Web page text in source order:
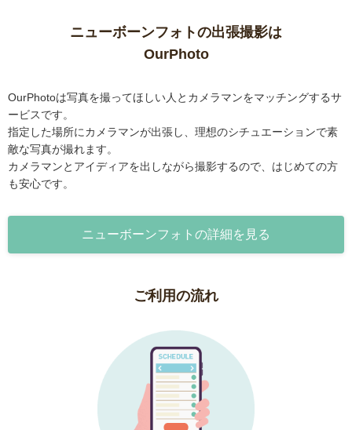
ニューボーンフォトの出張撮影は
OurPhoto
OurPhotoは写真を撮ってほしい人とカメラマンをマッチングするサ
ービスです。
指定した場所にカメラマンが出張し、理想のシチュエーションで素
敵な写真が撮れます。
カメラマンとアイディアを出しながら撮影するので、はじめての方
も安心です。
ニューボーンフォトの詳細を見る
ご利用の流れ